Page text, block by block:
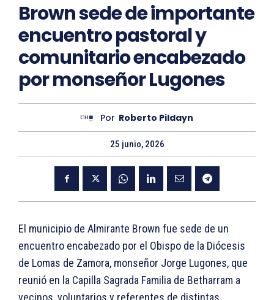
Brown sede de importante
encuentro pastoral y
comunitario encabezado
por monseñor Lugones
Por Roberto Pildayn
25 junio, 2026
El municipio de Almirante Brown fue sede de un
encuentro encabezado por el Obispo de la Diócesis
de Lomas de Zamora, monseñor Jorge Lugones, que
reunió en la Capilla Sagrada Familia de Betharram a